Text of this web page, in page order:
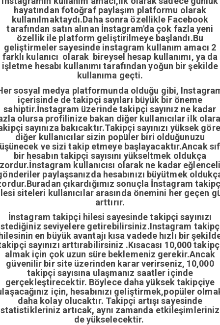
hayatından fotoğraf paylaşım platformu olarak
kullanılmaktaydı.Daha sonra özellikle Facebook
tarafından satın alınan İnstagram'da çok fazla yeni
özellik ile platform geliştirilmeye başlandı.Bu
geliştirmeler sayesinde instagram kullanım amacı 2
farklı kulanıcı olarak bireysel hesap kullanımı, ya da
işletme hesabı kullanımı tarafından yoğun bir şekilde
kullanıma geçti.
sosyal medya platformunda olduğu gibi,
içerisinde de takipçi sayıları büyük bir öneme
sahiptir.İnstagram üzerinde takipçi sayınız ne kadar
olursa profilinize bakan diğer kullanıcılar ilk
sayınıza bakıcaktır.Takipçi sayınızı yüksek
diğer kullanıcılar sizin popüler biri olduğunuzu
ve sizi takip etmeye başlayacaktır.Ancak
bir hesabın takipçi sayısını yükseltmek oldukça
kullanıcısı olarak ne kadar
paylaşsanızda hesabınızı büyütmek
çıkardığımız sonuçla İnstagram
siteleri kullanıcılar arasında önemini her geçen
arttırır.
İnstagram takipçi hilesi sayesinde takipçi sayınızı
seviyelere getirebilirsiniz.Instagram
en büyük avantajı kısa vadede hızlı bir
sayınızı arttırabilirsiniz .Kısacası 10,000
almak için çok uzun süre beklemeniz gerekir.Ancak
güvenilir bir site üzerinden karar verirseniz, 10,000
takipçi sayısına ulaşmanız saatler içinde
gerçekleştirecektir. Böylece daha yüksek takipçiye
için, hesabınızı geliştirmek,popüler
daha kolay olucaktır. Takipçi artışı sayesinde
artıcak, aynı zamanda
de yükselecektir.